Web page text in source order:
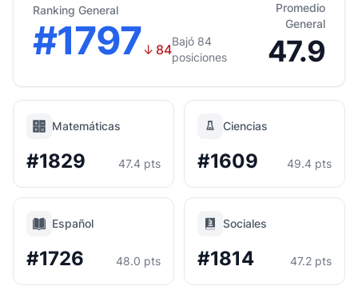
Ranking General
#1797↓ 84
Bajó 84
posiciones
Promedio
General
47.9
Matemáticas
#1829 47.4 pts
Ciencias
#1609 49.4 pts
Español
#1726 48.0 pts
Sociales
#1814 47.2 pts